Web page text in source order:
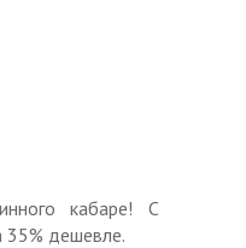
кабаре! С
дешевле.